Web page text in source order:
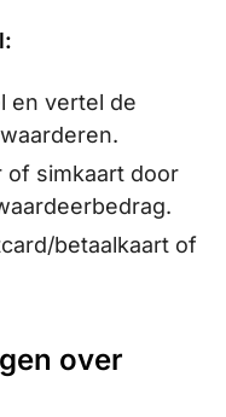
en vertel de
of simkaart door
betaalkaart of
over